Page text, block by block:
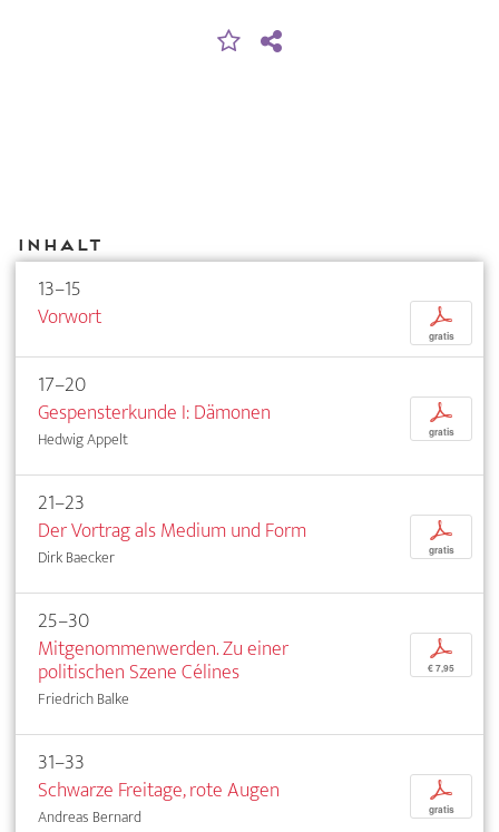
Inhalt
13–15
Vorwort
p
gratis
17–20
Gespensterkunde I: Dämonen
Hedwig Appelt
p
gratis
21–23
Der Vortrag als Medium und Form
Dirk Baecker
p
gratis
25–30
Mitgenommenwerden. Zu einer
politischen Szene Célines
Friedrich Balke
p
€ 7,95
31–33
Schwarze Freitage, rote Augen
Andreas Bernard
p
gratis